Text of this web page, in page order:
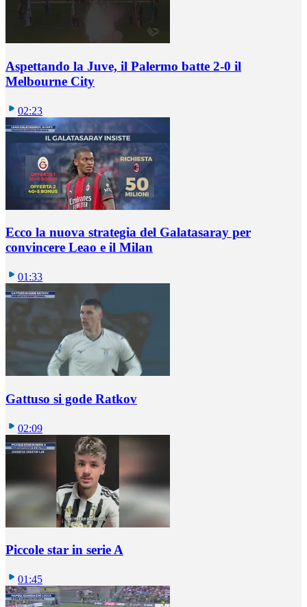
Aspettando la Juve, il Palermo batte 2-0 il
Melbourne City
02:23
Ecco la nuova strategia del Galatasaray per
convincere Leao e il Milan
01:33
Gattuso si gode Ratkov
02:09
Piccole star in serie A
01:45